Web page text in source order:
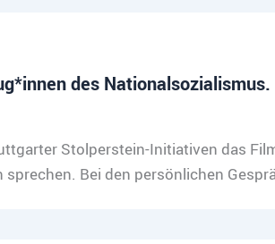
des
Stolperstein-Initiativen das
Bei den persönlichen